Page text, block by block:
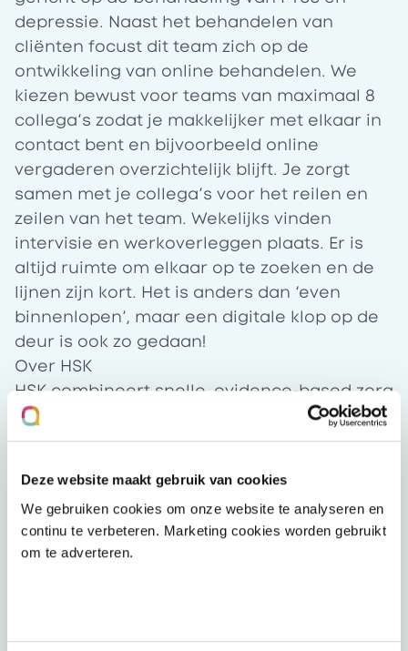
Deze website maakt gebruik van cookies
We gebruiken cookies om onze website te analyseren en
continu te verbeteren. Marketing cookies worden gebruikt
om te adverteren.
depressie. Naast het behandelen van
cliënten focust dit team zich op de
ontwikkeling van online behandelen. We
kiezen bewust voor teams van maximaal 8
collega’s zodat je makkelijker met elkaar in
contact bent en bijvoorbeeld online
vergaderen overzichtelijk blijft. Je zorgt
samen met je collega’s voor het reilen en
zeilen van het team. Wekelijks vinden
intervisie en werkoverleggen plaats. Er is
altijd ruimte om elkaar op te zoeken en de
lijnen zijn kort. Het is anders dan ‘even
binnenlopen’, maar een digitale klop op de
deur is ook zo gedaan!
Over HSK
HSKcombineert snelle, evidence-based zorg
met werkgerichte preventie en herstel: één
partner voor mentale gezondheid die
nodig is. Wij zijn gespecialiseerd in
werknemerszorg en bieden bewezen
effectieve behandelingen binnen de basis-
ggz en gespecialiseerde ggz. Onze
blended en online therapie, altijd